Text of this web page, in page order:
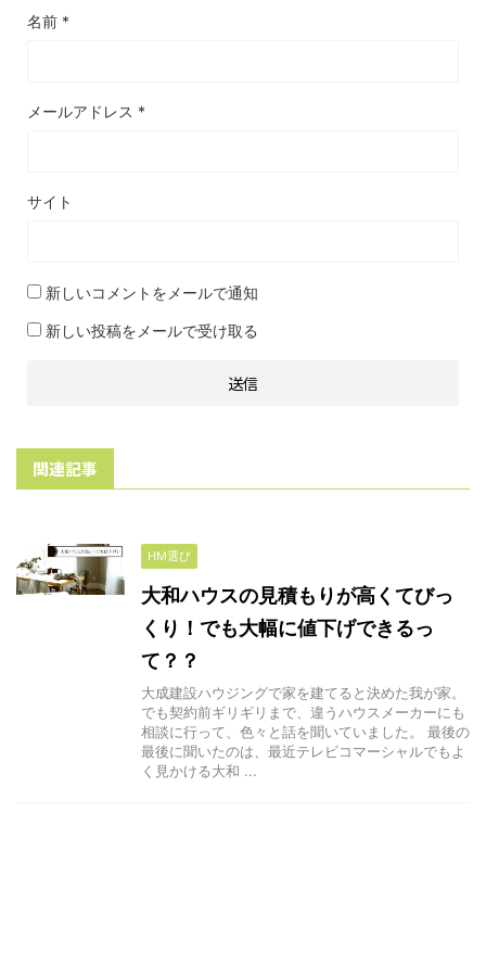
名前 *
メールアドレス *
サイト
新しいコメントをメールで通知
新しい投稿をメールで受け取る
関連記事
HM選び
大和ハウスの見積もりが高くてびっ
くり！でも大幅に値下げできるっ
て？？
大成建設ハウジングで家を建てると決めた我が家。
でも契約前ギリギリまで、違うハウスメーカーにも
相談に行って、色々と話を聞いていました。 最後の
最後に聞いたのは、最近テレビコマーシャルでもよ
く見かける大和 ...